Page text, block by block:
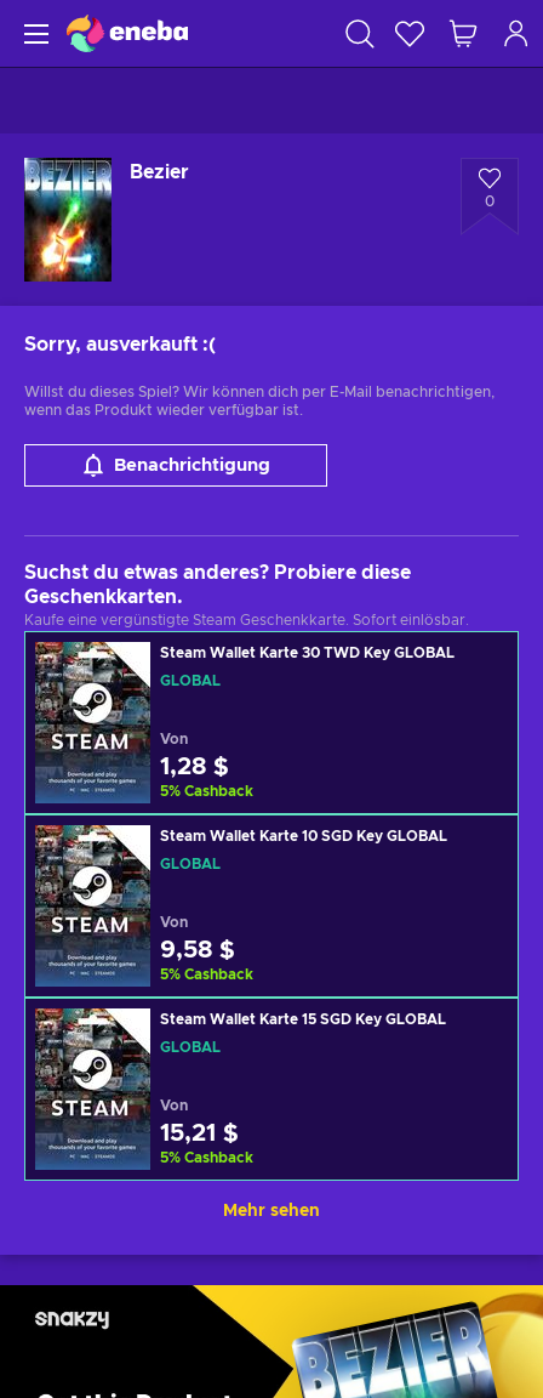
Bezier
0
Sorry, ausverkauft :(
Willst du dieses Spiel? Wir können dich per E-Mail benachrichtigen,
wenn das Produkt wieder verfügbar ist.
Benachrichtigung
Suchst du etwas anderes? Probiere diese
Geschenkkarten.
Kaufe eine vergünstigte Steam Geschenkkarte. Sofort einlösbar.
Steam Wallet Karte 30 TWD Key GLOBAL
GLOBAL
Von
1,28 $
5% Cashback
Steam Wallet Karte 10 SGD Key GLOBAL
GLOBAL
Von
9,58 $
5% Cashback
Steam Wallet Karte 15 SGD Key GLOBAL
GLOBAL
Von
15,21 $
5% Cashback
Mehr sehen